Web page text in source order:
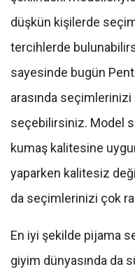
düşkün kişilerde
tercihlerde
sayesinde bugün
arasında
seçebilirsiniz. Model
kumaş kalitesine
yaparken kalitesiz
da seçimlerinizi çok
En iyi şekilde pijama
giyim dünyasında da